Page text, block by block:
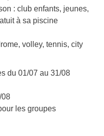
: club enfants, jeunes,
à sa piscine
volley, tennis, city
du 01/07 au 31/08
08
les groupes